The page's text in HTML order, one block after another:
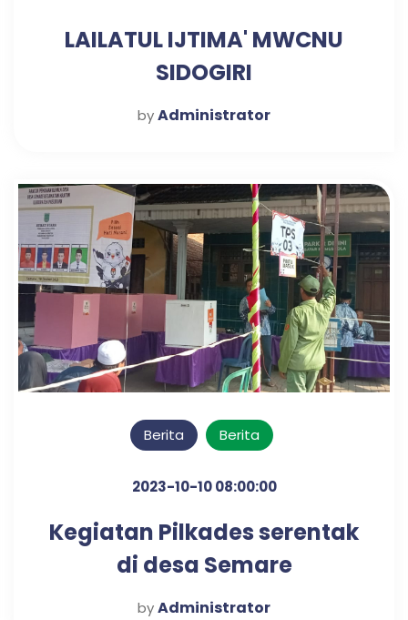
LAILATUL IJTIMA' MWCNU
SIDOGIRI
byAdministrator
Berita Berita
2023-10-10 08:00:00
Kegiatan Pilkades serentak
di desa Semare
byAdministrator